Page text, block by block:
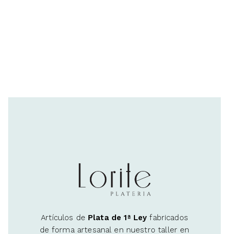
Artículos de Plata de 1ª Ley fabricados
de forma artesanal en nuestro taller en